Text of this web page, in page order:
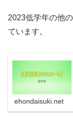
2023低学年の他
ています。
ehondaisuki.net